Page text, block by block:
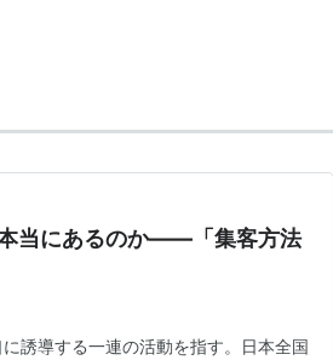
当にあるのか——「集客方法
誘導する一連の活動を指す。日本全国